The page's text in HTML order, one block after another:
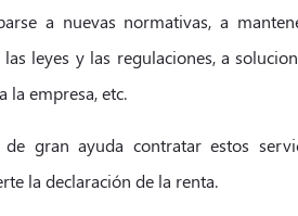
a nuevas normativas, a
leyes y las regulaciones, a
la empresa, etc.
gran ayuda contratar estos
la declaración de la renta.